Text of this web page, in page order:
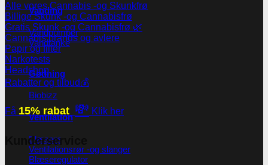
Vanding
Vandpumper
Vandtanke
Gødning
Biobizz
Ventilation
Blæsere
Ventilationsrør -og slanger
Blæseregulator
Alle vores Cannabis -og Skunkfrø
Billige Skunk -og Cannabisfrø
Gratis Skunk -og Cannabisfrø 🌿
Cannabis brands og avlere
Papir og filter
Narkotests
Headshop
Rabatter og tilbud💰
Få 15% rabat 💸 Klik her
Kunderservice